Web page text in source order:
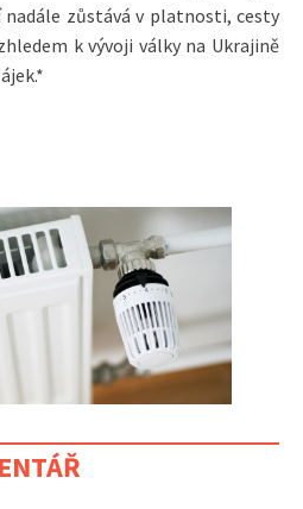
zůstává v platnosti, cesty
k vývoji války na Ukrajině